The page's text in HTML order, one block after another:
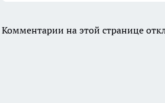
Комментарии на этой странице